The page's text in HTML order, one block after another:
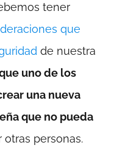
tener
que
de nuestra
uno de los
una nueva
que no pueda
otras personas.